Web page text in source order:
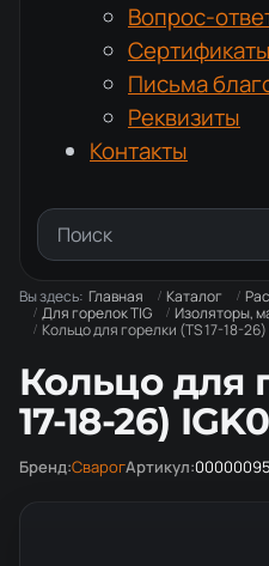
Вопрос-
Сертификаты
Письма
Реквизиты
Контакты
Вы здесь: Главная Каталог
Для горелок TIG
Изоляторы,
Кольцо для горелки (TS 17-18-
Кольцо для
17-18-26)
Бренд:СварогАртикул: